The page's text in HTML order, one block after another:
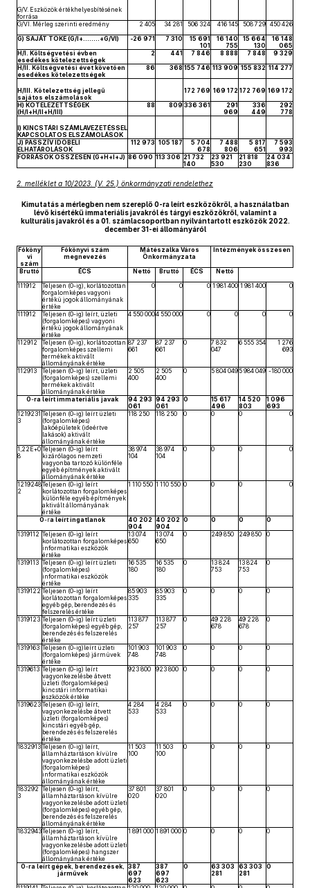
G/V. Eszközök értékhelyesbítésének
forrása
G/VI. Mérleg szerinti eredmény
2 405 34 281 506 324 416 145 508 729 450 426
G) SAJÁT TŐKE (G/I+……..+G/VI) -26 971 7 310
15 691
101
16 140
755
15 664
130
16 148
065
H/I. Költségvetési évben
esedékes kötelezettségek
2 441 7 846 8 888 7 848 9 329
H/II. Költségvetési évet követően
esedékes kötelezettségek
86 368 155 746 113 909 155 832 114 277
H/III. Kötelezettség jellegű
sajátos elszámolások
172 769 169 172 172 769 169 172
H) KÖTELEZETTSÉGEK
(H/I+H/II+H/III)
88 809 336 361
291
969
336
449
292
778
I) KINCSTÁRI SZÁMLAVEZETÉSSEL
KAPCSOLATOS ELSZÁMOLÁSOK
J) PASSZÍV IDŐBELI
ELHATÁROLÁSOK
112 973 105 187
5 704
678
7 488
806
5 817
651
7 593
993
FORRÁSOK ÖSSZESEN (G+H+I+J) 86 090 113 306 21 732
140
23 921
530
21 818
230
24 034
836
2. melléklet a 10/2023. (V. 25.) önkormányzati rendelethez
Kimutatás a mérlegben nem szereplő 0-ra leírt eszközökről, a használatban
lévő kisértékű immateriális javakról és tárgyi eszközökről, valamint a
kulturális javakról és a 01. számlacsoportban nyilvántartott eszközök 2022.
december 31-ei állományáról
Főköny
vi
szám
Főkönyvi szám
megnevezés
Mátészalka Város
Önkormányzata
Intézmények összesen
Bruttó ÉCS Nettó Bruttó ÉCS Nettó
111912
Teljesen (0-ig), korlátozottan
forgalomképes vagyoni
értékű jogok állományának
értéke
0 0 0 1 981 400 1 981 400 0
111912
Teljesen (0-ig) leírt, üzleti
(forgalomképes) vagyoni
értékű jogok állományának
értéke
4 550 0004 550 000 0 0 0 0
112912
Teljesen (0-ig), korlátozottan
forgalomképes szellemi
termékek aktivált
állományának értéke
87 237
661
87 237
661
0
7 832
047
6 555 354
1 276
693
112913
Teljesen (0-ig) leírt, üzleti
(forgalomképes) szellemi
termékek aktivált
állományának értéke
2 505
400
2 505
400
0 5 804 049 5 984 049 -180 000
0-ra leírt immateriális javak
94 293
061
94 293
061
0
15 617
496
14 520
803
1 096
693
1219231
3
Teljesen (0-ig) leírt üzleti
(forgalomképes)
lakóépületek (ideértve
lakások) aktivált
állományának értéke
118 250 118 250 0 0 0 0
1,22E+0
8
Teljesen (0-ig) leírt
kizárólagos nemzeti
vagyonba tartozó különféle
egyéb építmények aktivált
állományának értéke
38 974
104
38 974
104
0 0 0 0
1219248
2
Teljesen (0-ig) leírt
korlátozottan forgalomképes
különféle egyéb építmények
aktivált állományának
értéke
1 110 550 1 110 550 0 0 0 0
0-ra leírt ingatlanok
40 202
904
40 202
904
0 0 0 0
1319112 Teljesen (0-ig) leírt
korlátozottan forgalomképes
informatikai eszközök
értéke
13 074
650
13 074
650
0 249 850 249 850 0
1319113 Teljesen (0-ig) leírt üzleti
(forgalomképes)
informatikai eszközök
értéke
16 535
180
16 535
180
0
13 824
753
13 824
753
0
1319122 Teljesen (0-ig) leírt
korlátozottan forgalomképes
egyéb gép, berendezés és
felszerelés értéke
85 903
335
85 903
335
0 0 0 0
1319123 Teljesen (0-ig) leírt üzleti
(forgalomképes) egyéb gép,
berendezés és felszerelés
értéke
113 877
257
113 877
257
0
49 228
678
49 228
678
0
1319163 Teljesen (0-ig)leírt üzleti
(forgalomképes) járművek
értéke
101 903
748
101 903
748
0 0 0 0
1319613 Teljesen (0-ig) leírt
vagyonkezelésbe átvett
üzleti (forgalomképes)
kincstári informatikai
eszközök értéke
923 800 923 800 0 0 0 0
1319623 Teljesen (0-ig) leírt,
vagyonkezelésbe átvett
üzleti (forgalomképes)
kincstári egyéb gép,
berendezés és felszerelés
értéke
4 284
533
4 284
533
0 0 0 0
1832913 Teljesen (0-ig) leírt,
államháztartáson kívülre
vagyonkezelésbe adott üzleti
(forgalomképes)
informatikai eszközök
állományának értéke
11 503
100
11 503
100
0 0 0 0
183292
3
Teljesen (0-ig) leírt,
államháztartáson kívülre
vagyonkezelésbe adott üzleti
(forgalomképes) egyéb gép,
berendezés és felszerelés
állományának értéke
37 801
020
37 801
020
0 0 0 0
1832943Teljesen (0-ig) leírt,
államháztartáson kívülre
vagyonkezelésbe adott üzleti
(forgalomképes) hangszer
állományának értéke
1 891 000 1 891 000 0 0 0 0
0-ra leírt gépek, berendezések,
járművek
387
697
623
387
697
623
0
63 303
281
63 303
281
0